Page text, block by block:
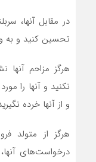
در مقابل آنها،
تحسين کنيد و به
هرگز مزاحم
نکنيد و آنها را
و از آنها خرده
هرگز از متولد
درخواست‌هاي